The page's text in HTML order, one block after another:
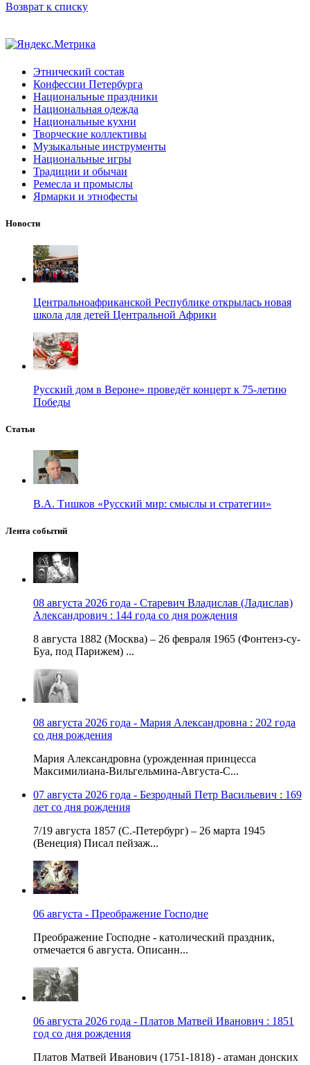
Возврат к списку
Этнический состав
Конфессии Петербурга
Национальные праздники
Национальная одежда
Национальные кухни
Творческие коллективы
Музыкальные инструменты
Национальные игры
Традиции и обычаи
Ремесла и промыслы
Ярмарки и этнофесты
Новости
Центральноафриканской Республике открылась новая
школа для детей Центральной Африки
Русский дом в Вероне» проведёт концерт к 75-летию
Победы
Статьи
В.А. Тишков «Русский мир: смыслы и стратегии»
Лента событий
08 августа 2026 года - Старевич Владислав (Ладислав)
Александрович : 144 года со дня рождения
8 августа 1882 (Москва) – 26 февраля 1965 (Фонтенэ-су-
Буа, под Парижем) ...
08 августа 2026 года - Мария Александровна : 202 года
со дня рождения
Мария Александровна (урожденная принцесса
Максимилиана-Вильгельмина-Августа-С...
07 августа 2026 года - Безродный Петр Васильевич : 169
лет со дня рождения
7/19 августа 1857 (С.-Петербург) – 26 марта 1945
(Венеция) Писал пейзаж...
06 августа - Преображение Господне
Преображение Господне - католический праздник,
отмечается 6 августа. Описанн...
06 августа 2026 года - Платов Матвей Иванович : 1851
год со дня рождения
Платов Матвей Иванович (1751-1818) - атаман донских